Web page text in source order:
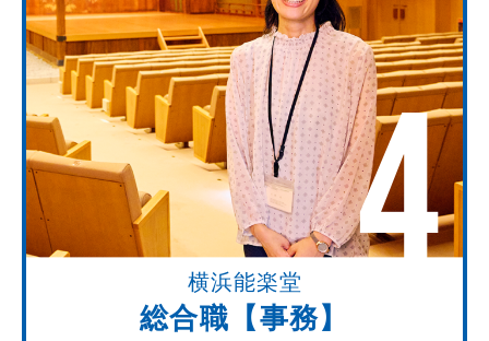
4
横浜能楽堂
総合職【事務】